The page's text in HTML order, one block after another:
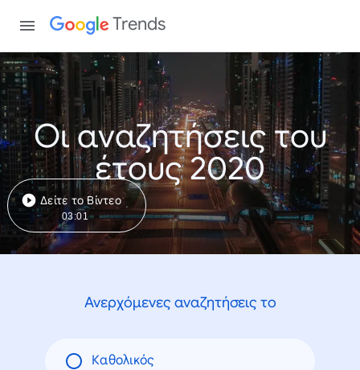
Trends
Οι αναζητήσεις του
έτους 2020
Δείτε το Βίντεο
03:01
Ανερχόμενες αναζητήσεις το
Καθολικός